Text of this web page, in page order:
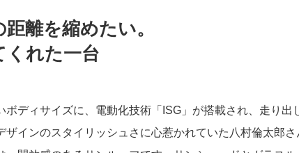
離を縮めたい。
くれた一台
ボディサイズに、電動化技術「ISG」が搭載され、走り
ザインのスタイリッシュさに心惹かれていた八村倫太郎